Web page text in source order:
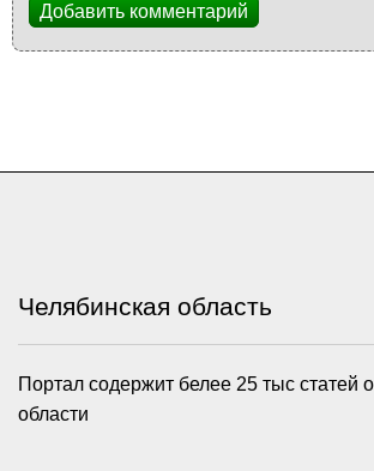
Добавить комментарий
Челябинская область
Портал содержит белее 25 тыс статей
области